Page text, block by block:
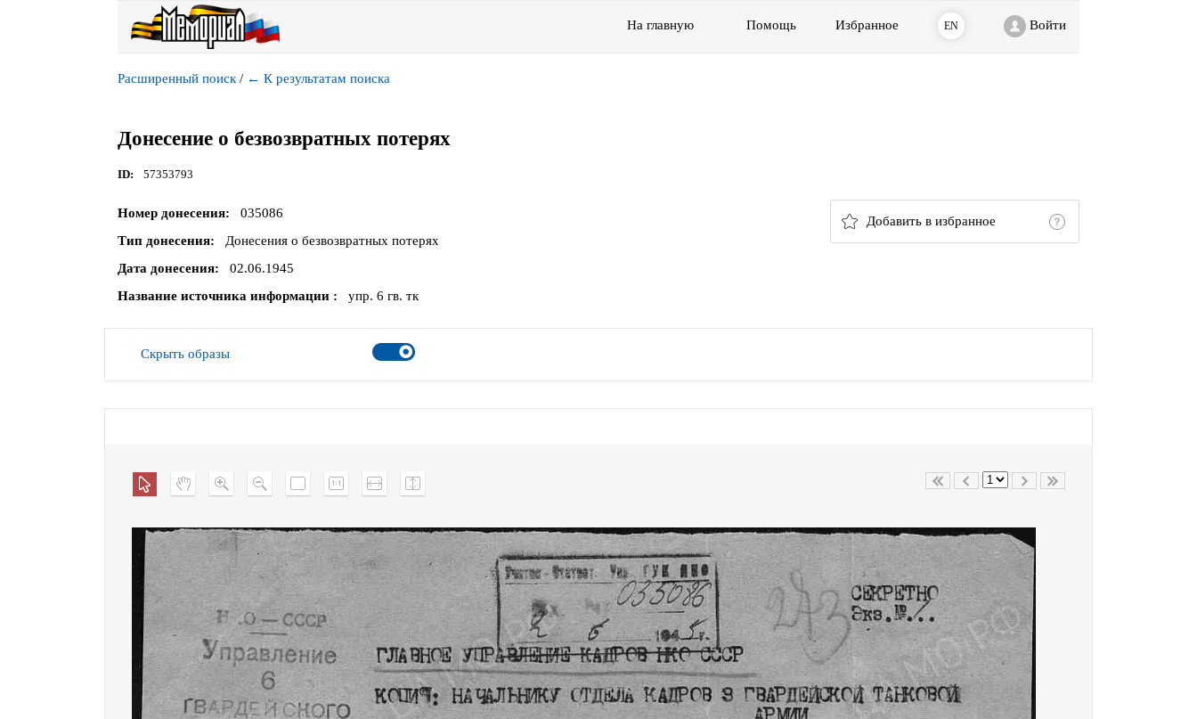
На главную Помощь Избранное EN Войти
Расширенный поиск / ← К результатам поиска
Донесение о безвозвратных потерях
ID 57353793
Добавить в избранное
Номер донесения
035086
Тип донесения
Донесения о безвозвратных потерях
Дата донесения
02.06.1945
Название источника информации
упр. 6 гв. тк
Скрыть образы